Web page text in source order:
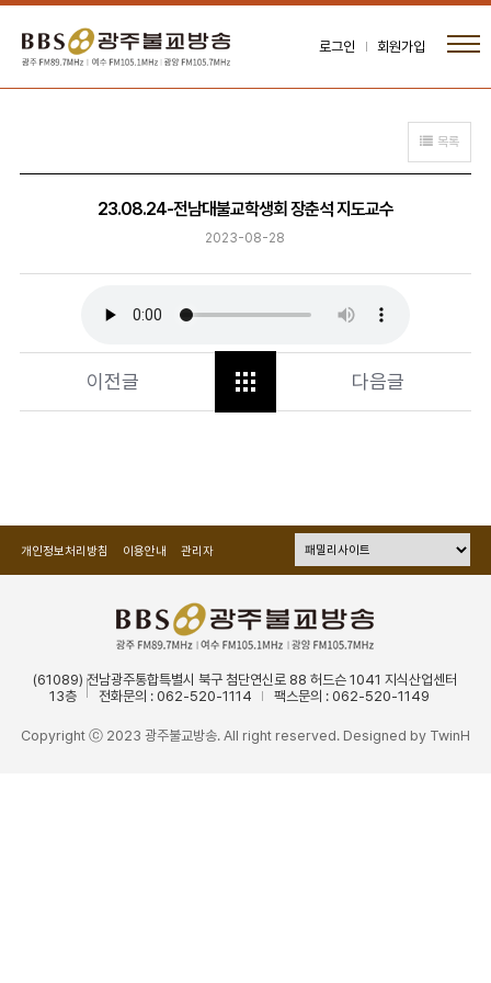
로그인 회원가입
목록
23.08.24-전남대불교학생회 장춘석 지도교수
2023-08-28
이전글 다음글
개인정보처리방침 이용안내 관리자
(61089) 전남광주통합특별시 북구 첨단연신로 88 허드슨 1041 지식산업센터
13층
전화문의 : 062-520-1114 팩스문의 : 062-520-1149
Copyright ⓒ 2023 광주불교방송. All right reserved. Designed by TwinH